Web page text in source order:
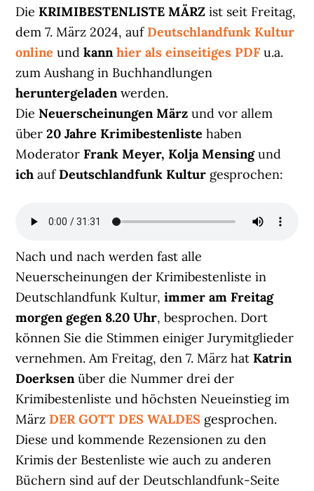
DieKRIMIBESTENLISTE MÄRZ ist seit Freitag,
dem 7. März 2024, auf Deutschlandfunk Kultur
online undkannhier als einseitiges PDF u.a.
zum Aushang in Buchhandlungen
heruntergeladenwerden.
DieNeuerscheinungen März und vor allem
über20 Jahre Krimibestenliste haben
ModeratorFrank Meyer, Kolja Mensingund
ichaufDeutschlandfunk Kultur gesprochen:
Nach und nach werden fast alle
Neuerscheinungen der Krimibestenliste in
Deutschlandfunk Kultur,immer am Freitag
morgen gegen 8.20 Uhr, besprochen. Dort
können Sie die Stimmen einiger Jurymitglieder
vernehmen. Am Freitag, den 7. März hatKatrin
Doerksenüber die Nummer drei der
Krimibestenliste und höchsten Neueinstieg im
März DER GOTT DES WALDES gesprochen.
Diese und kommende Rezensionen zu den
Krimis der Bestenliste wie auch zu anderen
Büchern sind auf der Deutschlandfunk-Seite